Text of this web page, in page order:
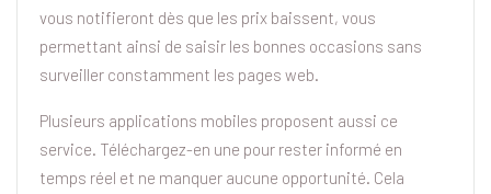
vous notifieront dès que les prix baissent, vous
permettant ainsi de saisir les bonnes occasions sans
surveiller constamment les pages web.
Plusieurs applications mobiles proposent aussi ce
service. Téléchargez-en une pour rester informé en
temps réel et ne manquer aucune opportunité. Cela